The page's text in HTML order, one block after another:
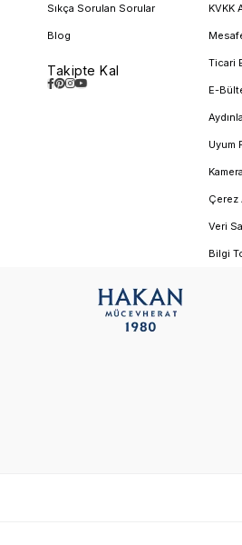
Sıkça Sorulan Sorular
Blog
Takipte Kal
KVKK
Ticari
E-
Uyum
Çerez
Veri
Bilgi